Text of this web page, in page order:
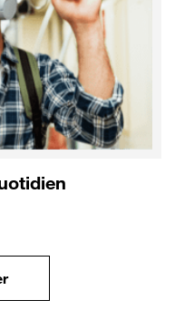
pour Utiliser votre